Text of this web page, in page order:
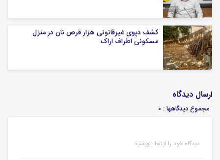
کشف دپوی غیرقانونی هزار قرص نان در منزل
مسکونی اطراف اراک
ارسال دیدگاه
مجموع دیدگاهها : 0
دیدگاه خود را اینجا بنویسید